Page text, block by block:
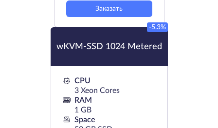
Заказать
wKVM-SSD 1024 Metered
-5.3%
CPU
3 Xeon Cores
RAM
1 GB
Space